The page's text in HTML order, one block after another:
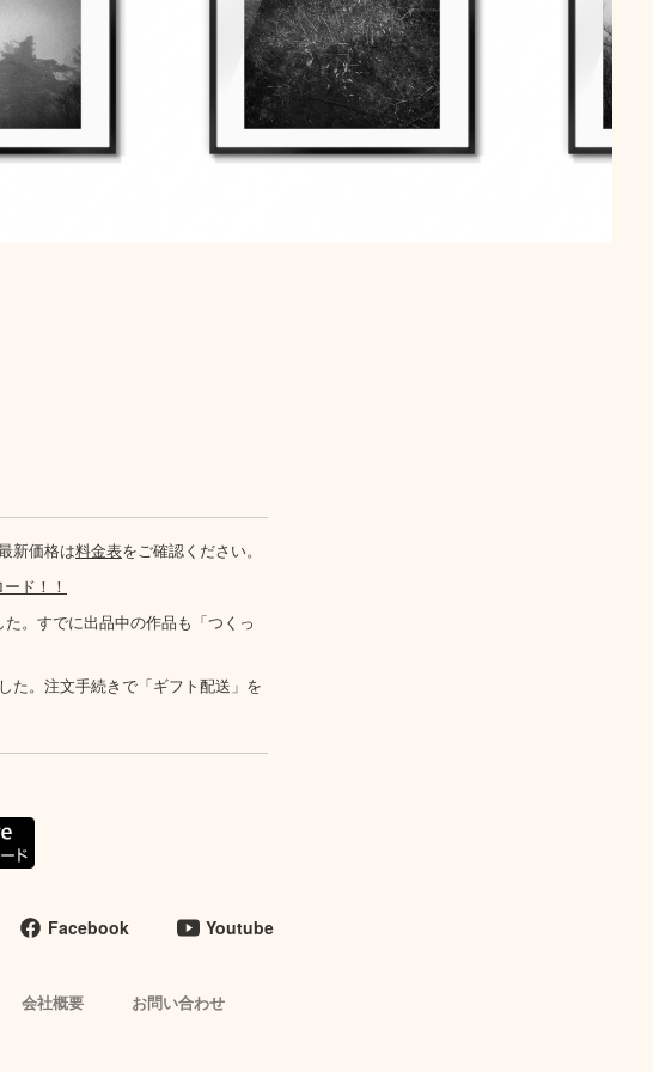
新価格は料金表をご確認ください。
ド！！
。すでに出品中の作品も「つくっ
た。注文手続きで「ギフト配送」を
Facebook Youtube
会社概要 お問い合わせ